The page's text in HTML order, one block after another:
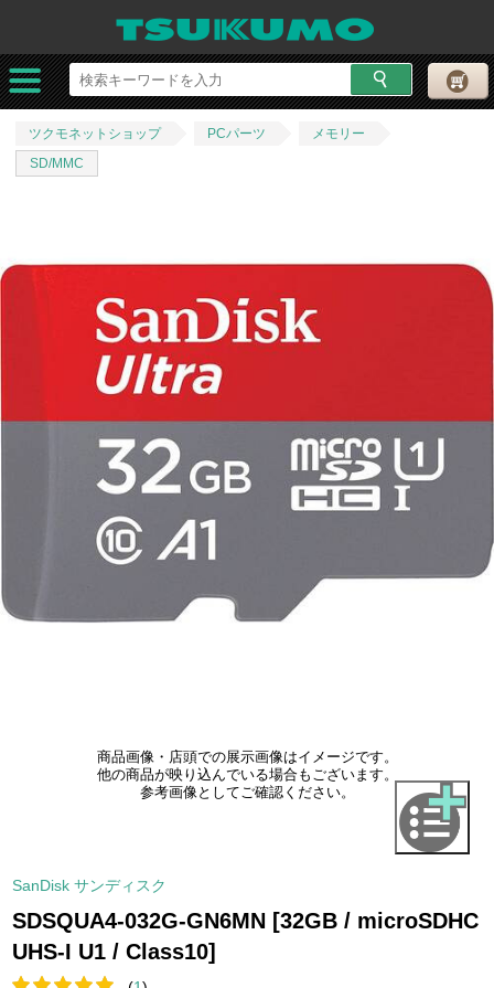
ツクモネットショップ PCパーツ
メモリー
SD/MMC
商品画像・店頭での展示画像はイメージです。
他の商品が映り込んでいる場合もございます。
参考画像としてご確認ください。
SanDisk サンディスク
SDSQUA4-032G-GN6MN [32GB / microSDHC
UHS-I U1 / Class10]